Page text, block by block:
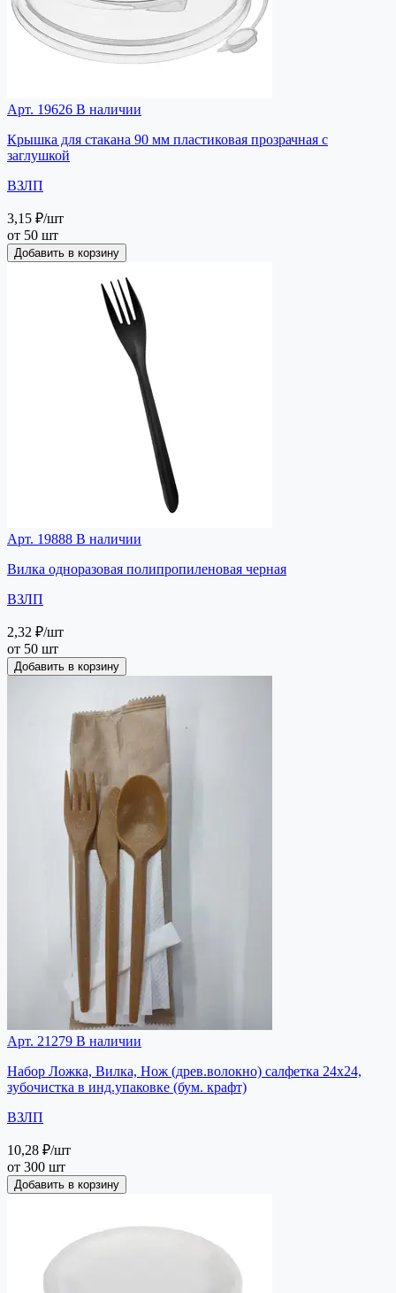
Арт. 19626 В наличии
Крышка для стакана 90 мм пластиковая прозрачная с
заглушкой
ВЗЛП
3,15 ₽/шт
от 50 шт
Добавить в корзину
Арт. 19888 В наличии
Вилка одноразовая полипропиленовая черная
ВЗЛП
2,32 ₽/шт
от 50 шт
Добавить в корзину
Арт. 21279 В наличии
Набор Ложка, Вилка, Нож (древ.волокно) салфетка 24х24,
зубочистка в инд.упаковке (бум. крафт)
ВЗЛП
10,28 ₽/шт
от 300 шт
Добавить в корзину